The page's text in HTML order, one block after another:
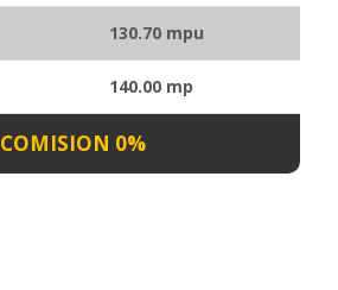
130.70 mpu
140.00 mp
COMISION 0%